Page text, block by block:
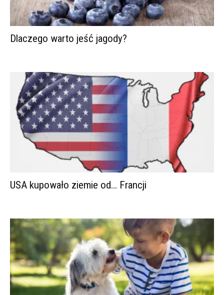
Dlaczego warto jeść jagody?
USA kupowało ziemie od… Francji